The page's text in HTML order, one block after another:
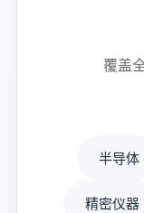
覆盖
半导体
精密仪器